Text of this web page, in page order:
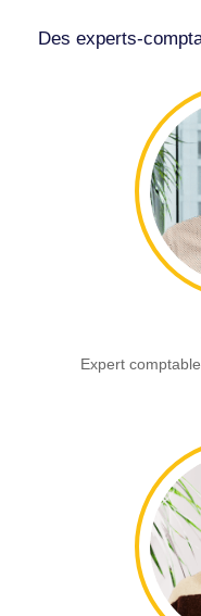
Des experts-
Expert